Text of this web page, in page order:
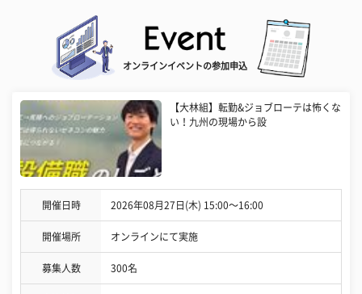
オンラインイベントの参加申込
【大林組】転勤&ジョブローテは怖くな
い！九州の現場から設
開催日時 2026年08月27日(木) 15:00〜16:00
開催場所 オンラインにて実施
募集人数 300名